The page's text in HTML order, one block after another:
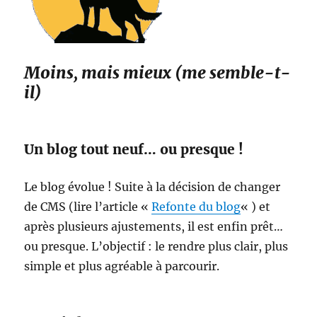
Moins, mais mieux (me semble-t-
il)
Un blog tout neuf… ou presque !
Le blog évolue ! Suite à la décision de changer
de CMS (lire l’article «Refonte du blog« ) et
après plusieurs ajustements, il est enfin prêt…
ou presque. L’objectif : le rendre plus clair, plus
simple et plus agréable à parcourir.